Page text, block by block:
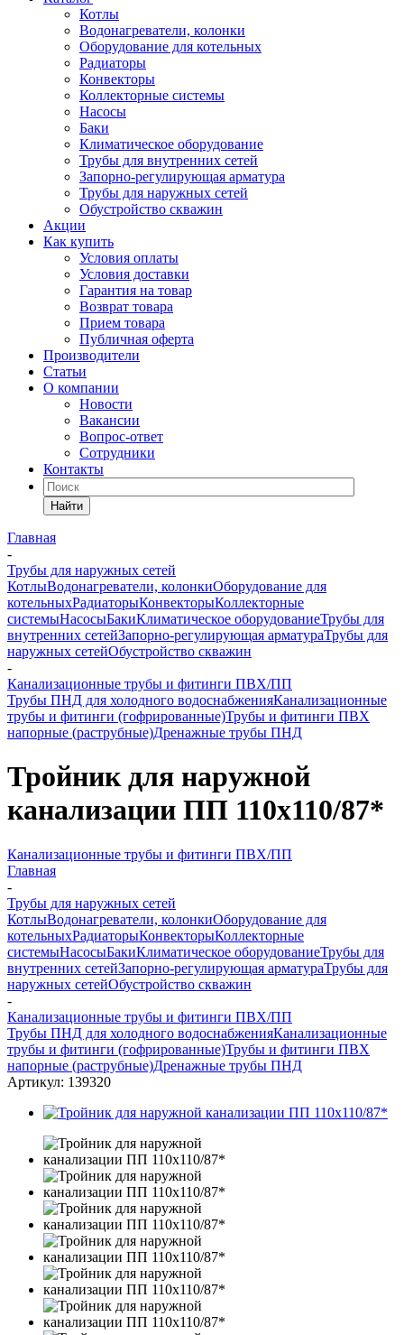
Котлы
Водонагреватели, колонки
Оборудование для котельных
Радиаторы
Конвекторы
Коллекторные системы
Насосы
Баки
Климатическое оборудование
Трубы для внутренних сетей
Запорно-регулирующая арматура
Трубы для наружных сетей
Обустройство скважин
Акции
Как купить
Условия оплаты
Условия доставки
Гарантия на товар
Возврат товара
Прием товара
Публичная оферта
Производители
Статьи
О компании
Новости
Вакансии
Вопрос-ответ
Сотрудники
Контакты
Найти
Главная
-
Трубы для наружных сетей
КотлыВодонагреватели, колонкиОборудование для
котельныхРадиаторыКонвекторыКоллекторные
системыНасосыБакиКлиматическое оборудованиеТрубы для
внутренних сетейЗапорно-регулирующая арматураТрубы для
наружных сетейОбустройство скважин
-
Канализационные трубы и фитинги ПВХ/ПП
Трубы ПНД для холодного водоснабженияКанализационные
трубы и фитинги (гофрированные)Трубы и фитинги ПВХ
напорные (раструбные)Дренажные трубы ПНД
Тройник для наружной
канализации ПП 110x110/87*
Канализационные трубы и фитинги ПВХ/ПП
Главная
-
Трубы для наружных сетей
КотлыВодонагреватели, колонкиОборудование для
котельныхРадиаторыКонвекторыКоллекторные
системыНасосыБакиКлиматическое оборудованиеТрубы для
внутренних сетейЗапорно-регулирующая арматураТрубы для
наружных сетейОбустройство скважин
-
Канализационные трубы и фитинги ПВХ/ПП
Трубы ПНД для холодного водоснабженияКанализационные
трубы и фитинги (гофрированные)Трубы и фитинги ПВХ
напорные (раструбные)Дренажные трубы ПНД
Артикул: 139320